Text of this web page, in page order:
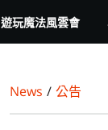
遊玩魔法風雲會
News / 公告